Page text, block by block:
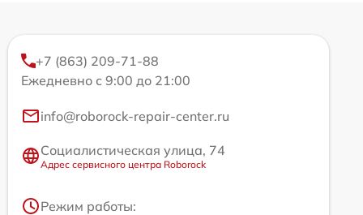
+7 (863) 209-71-88
Ежедневно с 9:00 до 21:00
info@roborock-repair-center.ru
Социалистическая улица, 74
Адрес сервисного центра Roborock
Режим работы: